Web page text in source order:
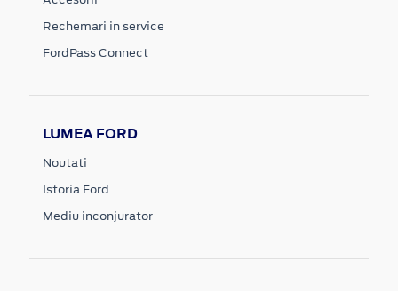
Rechemari in service
FordPass Connect
LUMEA FORD
Noutati
Istoria Ford
Mediu inconjurator